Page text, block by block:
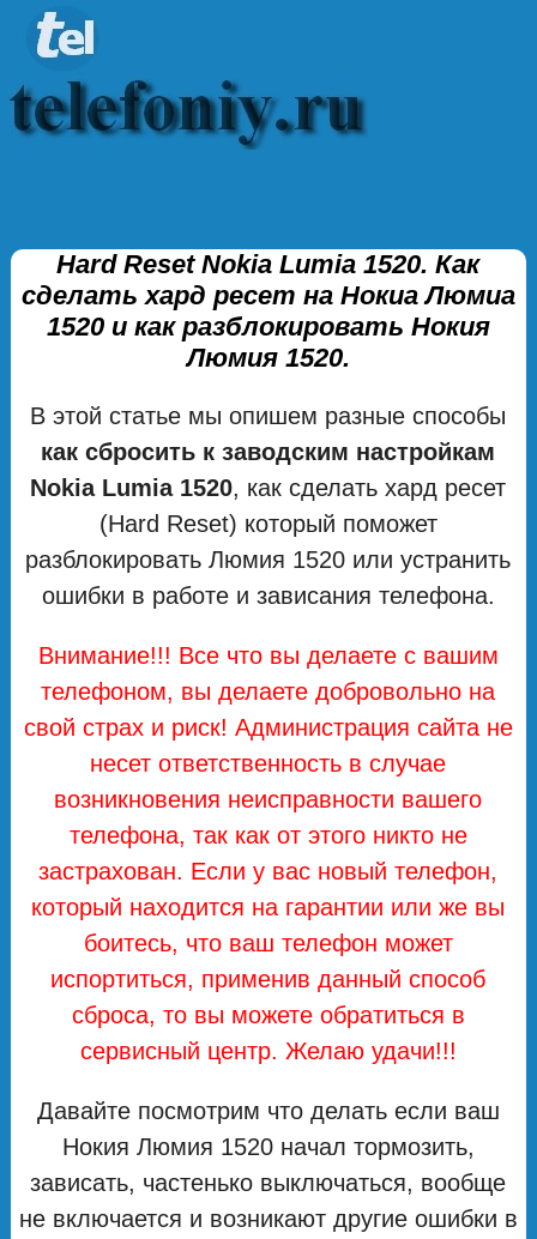
Hard Reset Nokia Lumia 1520. Как
сделать хард ресет на Нокиа Люмиа
1520 и как разблокировать Нокия
Люмия 1520.
В этой статье мы опишем разные способы
как сбросить к заводским настройкам
Nokia Lumia 1520, как сделать хард ресет
(Hard Reset) который поможет
разблокировать Люмия 1520 или устранить
ошибки в работе и зависания телефона.
Внимание!!! Все что вы делаете с вашим
телефоном, вы делаете добровольно на
свой страх и риск! Администрация сайта не
несет ответственность в случае
возникновения неисправности вашего
телефона, так как от этого никто не
застрахован. Если у вас новый телефон,
который находится на гарантии или же вы
боитесь, что ваш телефон может
испортиться, применив данный способ
сброса, то вы можете обратиться в
сервисный центр. Желаю удачи!!!
Давайте посмотрим что делать если ваш
Нокия Люмия 1520 начал тормозить,
зависать, частенько выключаться, вообще
не включается и возникают другие ошибки в